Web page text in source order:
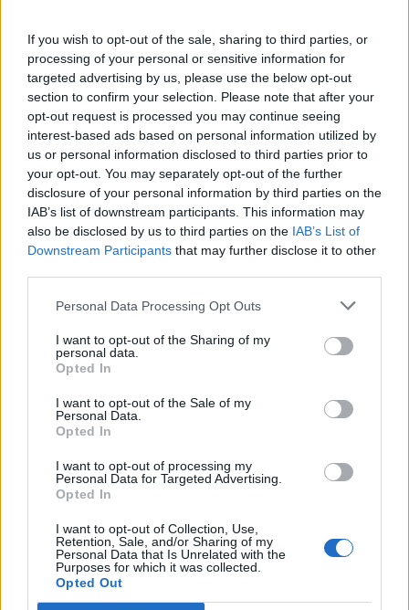
If you wish to opt-out of the sale, sharing to third parties, or
processing of your personal or sensitive information for
targeted advertising by us, please use the below opt-out
section to confirm your selection. Please note that after your
opt-out request is processed you may continue seeing
interest-based ads based on personal information utilized by
us or personal information disclosed to third parties prior to
your opt-out. You may separately opt-out of the further
disclosure of your personal information by third parties on the
IAB’s list of downstream participants. This information may
also be disclosed by us to third parties on the IAB’s List of
Downstream Participants that may further disclose it to other
Personal Data Processing Opt Outs
I want to opt-out of the Sharing of my
personal data.
Opted In
I want to opt-out of the Sale of my
Personal Data.
Opted In
I want to opt-out of processing my
Personal Data for Targeted Advertising.
Opted In
I want to opt-out of Collection, Use,
Retention, Sale, and/or Sharing of my
Personal Data that Is Unrelated with the
Purposes for which it was collected.
Opted Out